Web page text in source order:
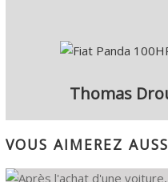
Thomas
VOUS AIMEREZ